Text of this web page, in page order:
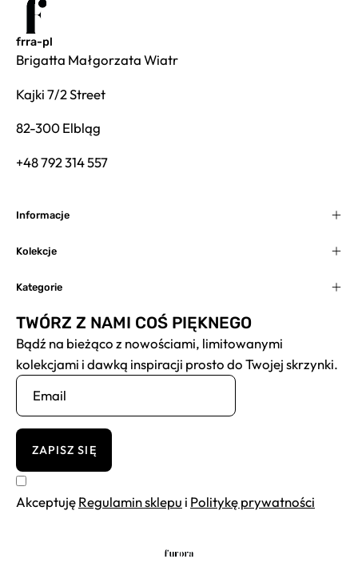
frra-pl
Brigatta Małgorzata Wiatr
Kajki 7/2 Street
82-300 Elbląg
+48 792 314 557
Informacje
Kolekcje
Kategorie
TWÓRZ Z NAMI COŚ PIĘKNEGO
Bądź na bieżąco z nowościami, limitowanymi
kolekcjami i dawką inspiracji prosto do Twojej skrzynki.
ZAPISZ SIĘ
AkceptujęRegulamin sklepu i Politykę prywatności